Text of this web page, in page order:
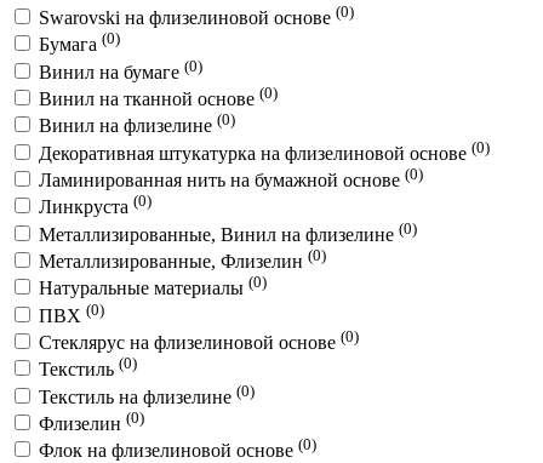
Swarovski на флизелиновой основе (0)
Бумага (0)
Винил на бумаге (0)
Винил на тканной основе (0)
Винил на флизелине (0)
Декоративная штукатурка на флизелиновой основе (0)
Ламинированная нить на бумажной основе (0)
Линкруста (0)
Металлизированные, Винил на флизелине (0)
Металлизированные, Флизелин (0)
Натуральные материалы (0)
ПВХ (0)
Стеклярус на флизелиновой основе (0)
Текстиль (0)
Текстиль на флизелине (0)
Флизелин (0)
Флок на флизелиновой основе (0)